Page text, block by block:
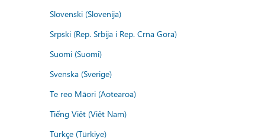
Slovenski (Slovenija)
Srpski (Rep. Srbija i Rep. Crna Gora)
Suomi (Suomi)
Svenska (Sverige)
Te reo Māori (Aotearoa)
Tiếng Việt (Việt Nam)
Türkçe (Türkiye)